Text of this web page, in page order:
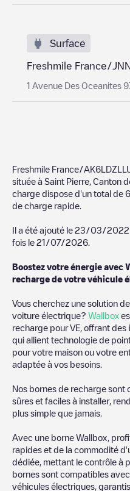
Surface
Freshmile France/
1 Avenue Des Oceanites
Freshmile France/
située à Saint Pierre Canton
charge dispose d'un total de 6
de charge rapide.
Il a été ajouté le 23/03/2022
fois le 21/07/2026
Boostez votre énergie avec
recharge de votre véhicule
Vous cherchez une solution
voiture électrique? Wallbox
recharge pour VE, offrant
qui allient technologie de
pour votre maison ou votre
adaptée à vos besoins.
Nos bornes de recharge sont
sûres et faciles à installer,
plus simple que jamais.
Avec une borne Wallbox,
rapides et de la commodité
dédiée, mettant le contrôle à
bornes sont compatibles
véhicules électriques,